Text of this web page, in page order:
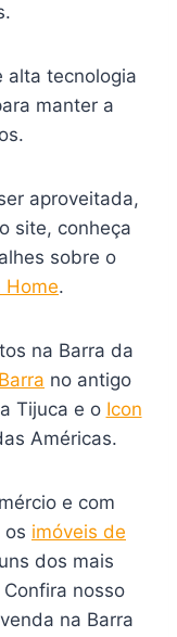
alta tecnologia
manter a
aproveitada,
site, conheça
sobre o
Home.
na Barra da
no antigo
Tijuca e o Icon
Américas.
e com
os imóveis de
dos mais
nosso
na Barra